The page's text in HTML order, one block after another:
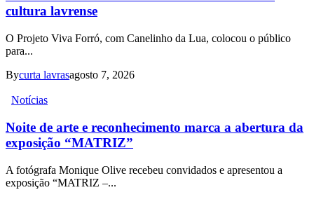
cultura lavrense
O Projeto Viva Forró, com Canelinho da Lua, colocou o público
para...
Bycurta lavrasagosto 7, 2026
Notícias
Noite de arte e reconhecimento marca a abertura da
exposição “MATRIZ”
A fotógrafa Monique Olive recebeu convidados e apresentou a
exposição “MATRIZ –...